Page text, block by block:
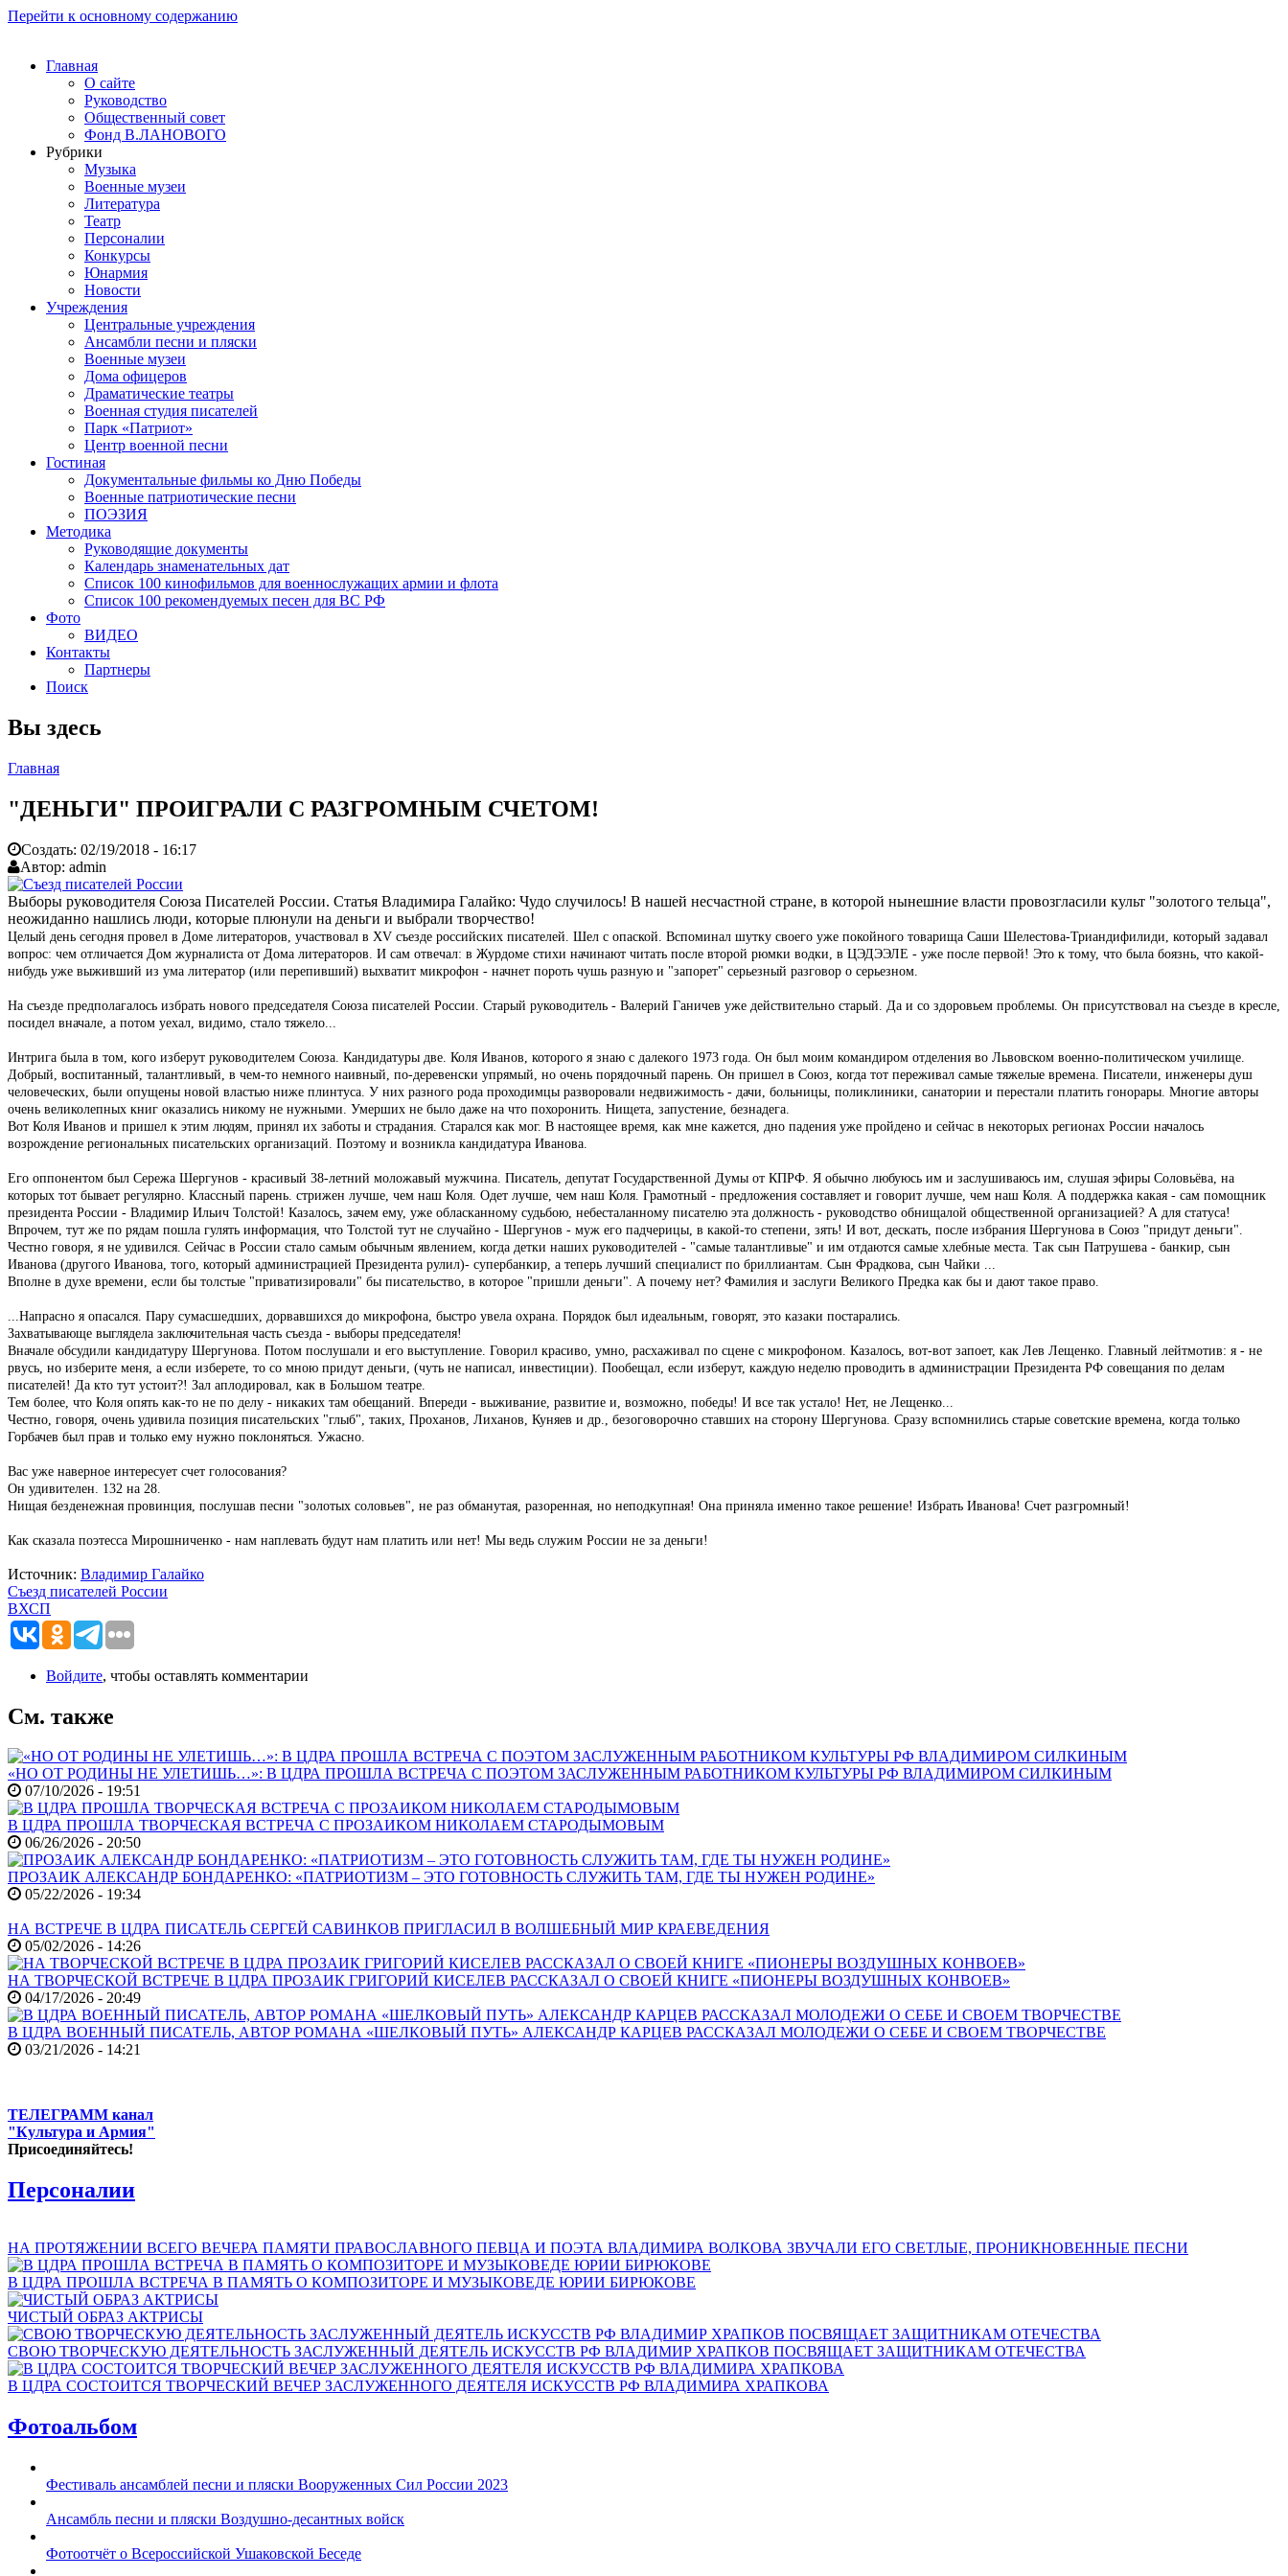
Перейти к основному содержанию
Главная
О сайте
Руководство
Общественный совет
Фонд В.ЛАНОВОГО
Рубрики
Музыка
Военные музеи
Литература
Театр
Персоналии
Конкурсы
Юнармия
Новости
Учреждения
Центральные учреждения
Ансамбли песни и пляски
Военные музеи
Дома офицеров
Драматические театры
Военная студия писателей
Парк «Патриот»
Центр военной песни
Гостиная
Документальные фильмы ко Дню Победы
Военные патриотические песни
ПОЭЗИЯ
Методика
Руководящие документы
Календарь знаменательных дат
Список 100 кинофильмов для военнослужащих армии и флота
Список 100 рекомендуемых песен для ВС РФ
Фото
ВИДЕО
Контакты
Партнеры
Поиск
Вы здесь
Главная
"ДЕНЬГИ" ПРОИГРАЛИ С РАЗГРОМНЫМ СЧЕТОМ!
Создать: 02/19/2018 - 16:17
Автор: admin
Выборы руководителя Союза Писателей России. Статья Владимира Галайко: Чудо случилось! В нашей несчастной стране, в которой нынешние власти провозгласили культ "золотого тельца",
неожиданно нашлись люди, которые плюнули на деньги и выбрали творчество!
Целый день сегодня провел в Доме литераторов, участвовал в XV съезде российских писателей. Шел с опаской. Вспоминал шутку своего уже покойного товарища Саши Шелестова-Триандифилиди, который задавал
вопрос: чем отличается Дом журналиста от Дома литераторов. И сам отвечал: в Журдоме стихи начинают читать после второй рюмки водки, в ЦЭДЭЭЛЕ - уже после первой! Это к тому, что была боязнь, что какой-
нибудь уже выживший из ума литератор (или перепивший) выхватит микрофон - начнет пороть чушь разную и "запорет" серьезный разговор о серьезном.
На съезде предполагалось избрать нового председателя Союза писателей России. Старый руководитель - Валерий Ганичев уже действительно старый. Да и со здоровьем проблемы. Он присутствовал на съезде в кресле,
посидел вначале, а потом уехал, видимо, стало тяжело...
Интрига была в том, кого изберут руководителем Союза. Кандидатуры две. Коля Иванов, которого я знаю с далекого 1973 года. Он был моим командиром отделения во Львовском военно-политическом училище.
Добрый, воспитанный, талантливый, в чем-то немного наивный, по-деревенски упрямый, но очень порядочный парень. Он пришел в Союз, когда тот переживал самые тяжелые времена. Писатели, инженеры душ
человеческих, были опущены новой властью ниже плинтуса. У них разного рода проходимцы разворовали недвижимость - дачи, больницы, поликлиники, санатории и перестали платить гонорары. Многие авторы
очень великолепных книг оказались никому не нужными. Умерших не было даже на что похоронить. Нищета, запустение, безнадега.
Вот Коля Иванов и пришел к этим людям, принял их заботы и страдания. Старался как мог. В настоящее время, как мне кажется, дно падения уже пройдено и сейчас в некоторых регионах России началось
возрождение региональных писательских организаций. Поэтому и возникла кандидатура Иванова.
Его оппонентом был Сережа Шергунов - красивый 38-летний моложавый мужчина. Писатель, депутат Государственной Думы от КПРФ. Я обычно любуюсь им и заслушиваюсь им, слушая эфиры Соловьёва, на
которых тот бывает регулярно. Классный парень. стрижен лучше, чем наш Коля. Одет лучше, чем наш Коля. Грамотный - предложения составляет и говорит лучше, чем наш Коля. А поддержка какая - сам помощник
президента России - Владимир Ильич Толстой! Казалось, зачем ему, уже обласканному судьбою, небесталанному писателю эта должность - руководство обнищалой общественной организацией? А для статуса!
Впрочем, тут же по рядам пошла гулять информация, что Толстой тут не случайно - Шергунов - муж его падчерицы, в какой-то степени, зять! И вот, дескать, после избрания Шергунова в Союз "придут деньги".
Честно говоря, я не удивился. Сейчас в России стало самым обычным явлением, когда детки наших руководителей - "самые талантливые" и им отдаются самые хлебные места. Так сын Патрушева - банкир, сын
Иванова (другого Иванова, того, который администрацией Президента рулил)- супербанкир, а теперь лучший специалист по бриллиантам. Сын Фрадкова, сын Чайки ...
Вполне в духе времени, если бы толстые "приватизировали" бы писательство, в которое "пришли деньги". А почему нет? Фамилия и заслуги Великого Предка как бы и дают такое право.
...Напрасно я опасался. Пару сумасшедших, дорвавшихся до микрофона, быстро увела охрана. Порядок был идеальным, говорят, это казаки постарались.
Захватывающе выглядела заключительная часть съезда - выборы председателя!
Вначале обсудили кандидатуру Шергунова. Потом послушали и его выступление. Говорил красиво, умно, расхаживал по сцене с микрофоном. Казалось, вот-вот запоет, как Лев Лещенко. Главный лейтмотив: я - не
рвусь, но изберите меня, а если изберете, то со мною придут деньги, (чуть не написал, инвестиции). Пообещал, если изберут, каждую неделю проводить в администрации Президента РФ совещания по делам
писателей! Да кто тут устоит?! Зал аплодировал, как в Большом театре.
Тем более, что Коля опять как-то не по делу - никаких там обещаний. Впереди - выживание, развитие и, возможно, победы! И все так устало! Нет, не Лещенко...
Честно, говоря, очень удивила позиция писательских "глыб", таких, Проханов, Лиханов, Куняев и др., безоговорочно ставших на сторону Шергунова. Сразу вспомнились старые советские времена, когда только
Горбачев был прав и только ему нужно поклоняться. Ужасно.
Вас уже наверное интересует счет голосования?
Он удивителен. 132 на 28.
Нищая безденежная провинция, послушав песни "золотых соловьев", не раз обманутая, разоренная, но неподкупная! Она приняла именно такое решение! Избрать Иванова! Счет разгромный!
Как сказала поэтесса Мирошниченко - нам наплевать будут нам платить или нет! Мы ведь служим России не за деньги!
Источник: Владимир Галайко
Съезд писателей России
ВХСП
Войдите, чтобы оставлять комментарии
См. также
«НО ОТ РОДИНЫ НЕ УЛЕТИШЬ…»: В ЦДРА ПРОШЛА ВСТРЕЧА С ПОЭТОМ ЗАСЛУЖЕННЫМ РАБОТНИКОМ КУЛЬТУРЫ РФ ВЛАДИМИРОМ СИЛКИНЫМ
07/10/2026 - 19:51
В ЦДРА ПРОШЛА ТВОРЧЕСКАЯ ВСТРЕЧА С ПРОЗАИКОМ НИКОЛАЕМ СТАРОДЫМОВЫМ
06/26/2026 - 20:50
ПРОЗАИК АЛЕКСАНДР БОНДАРЕНКО: «ПАТРИОТИЗМ – ЭТО ГОТОВНОСТЬ СЛУЖИТЬ ТАМ, ГДЕ ТЫ НУЖЕН РОДИНЕ»
05/22/2026 - 19:34
НА ВСТРЕЧЕ В ЦДРА ПИСАТЕЛЬ СЕРГЕЙ САВИНКОВ ПРИГЛАСИЛ В ВОЛШЕБНЫЙ МИР КРАЕВЕДЕНИЯ
05/02/2026 - 14:26
НА ТВОРЧЕСКОЙ ВСТРЕЧЕ В ЦДРА ПРОЗАИК ГРИГОРИЙ КИСЕЛЕВ РАССКАЗАЛ О СВОЕЙ КНИГЕ «ПИОНЕРЫ ВОЗДУШНЫХ КОНВОЕВ»
04/17/2026 - 20:49
В ЦДРА ВОЕННЫЙ ПИСАТЕЛЬ, АВТОР РОМАНА «ШЕЛКОВЫЙ ПУТЬ» АЛЕКСАНДР КАРЦЕВ РАССКАЗАЛ МОЛОДЕЖИ О СЕБЕ И СВОЕМ ТВОРЧЕСТВЕ
03/21/2026 - 14:21
ТЕЛЕГРАММ канал
"Культура и Армия"
Присоединяйтесь!
Персоналии
НА ПРОТЯЖЕНИИ ВСЕГО ВЕЧЕРА ПАМЯТИ ПРАВОСЛАВНОГО ПЕВЦА И ПОЭТА ВЛАДИМИРА ВОЛКОВА ЗВУЧАЛИ ЕГО СВЕТЛЫЕ, ПРОНИКНОВЕННЫЕ ПЕСНИ
В ЦДРА ПРОШЛА ВСТРЕЧА В ПАМЯТЬ О КОМПОЗИТОРЕ И МУЗЫКОВЕДЕ ЮРИИ БИРЮКОВЕ
ЧИСТЫЙ ОБРАЗ АКТРИСЫ
СВОЮ ТВОРЧЕСКУЮ ДЕЯТЕЛЬНОСТЬ ЗАСЛУЖЕННЫЙ ДЕЯТЕЛЬ ИСКУССТВ РФ ВЛАДИМИР ХРАПКОВ ПОСВЯЩАЕТ ЗАЩИТНИКАМ ОТЕЧЕСТВА
В ЦДРА СОСТОИТСЯ ТВОРЧЕСКИЙ ВЕЧЕР ЗАСЛУЖЕННОГО ДЕЯТЕЛЯ ИСКУССТВ РФ ВЛАДИМИРА ХРАПКОВА
Фотоальбом
Фестиваль ансамблей песни и пляски Вооруженных Сил России 2023
Ансамбль песни и пляски Воздушно-десантных войск
Фотоотчёт о Всероссийской Ушаковской Беседе